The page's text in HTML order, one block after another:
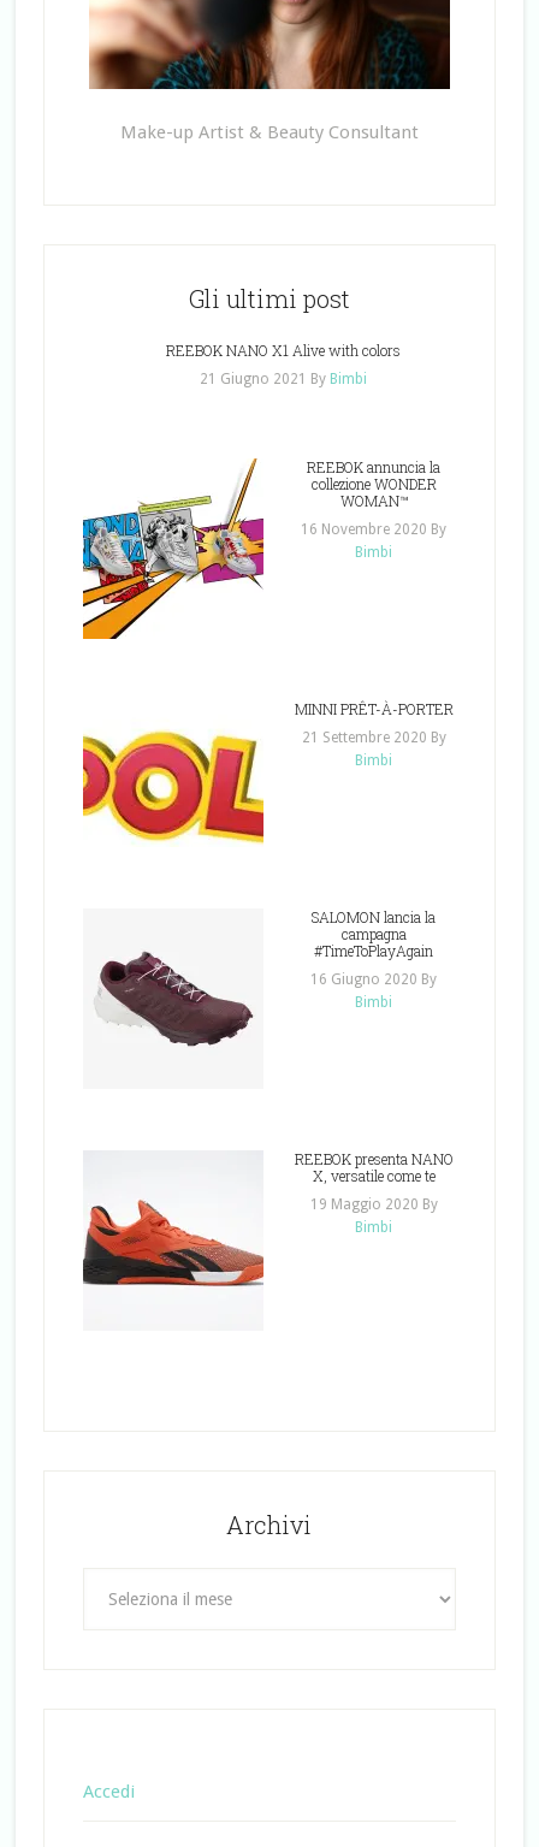
Make-up Artist & Beauty Consultant
Gli ultimi post
REEBOK NANO X1 Alive with colors
21 Giugno 2021 By Bimbi
REEBOK annuncia la
collezione WONDER
WOMAN™
16 Novembre 2020 By
Bimbi
MINNI PRÊT-À-PORTER
21 Settembre 2020 By
Bimbi
SALOMON lancia la
campagna
#TimeToPlayAgain
16 Giugno 2020 By
Bimbi
REEBOK presenta NANO
X, versatile come te
19 Maggio 2020 By
Bimbi
Archivi
Accedi